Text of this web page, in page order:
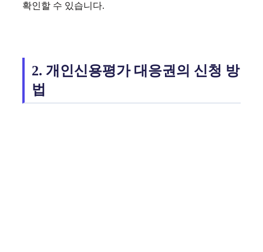
확인할 수 있습니다.
2. 개인신용평가 대응권의 신청 방
법